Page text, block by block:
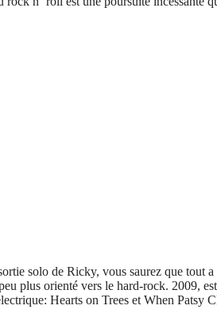
solo de Ricky, vous saurez que tout
plus orienté vers le hard-rock. 2009,
Hearts on Trees et When